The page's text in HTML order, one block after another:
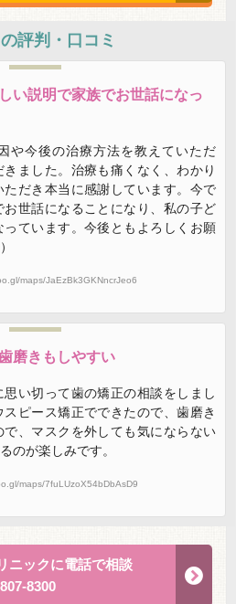
の評判・口コミ
い説明で家族でお世話になっ
や今後の治療方法を教えていただ
ました。治療も痛くなく、わかり
だき本当に感謝しています。今で
世話になることになり、私の子ど
ています。今後ともよろしくお願
maps/JaEzBk3GKNncrJeo6
磨きもしやすい
い切って歯の矯正の相談をしまし
ピース矯正でできたので、歯磨き
、マスクを外しても気にならない
のが楽しみです。
maps/7fuLUzoX54bDbAsD9
ニックに電話で相談
8300